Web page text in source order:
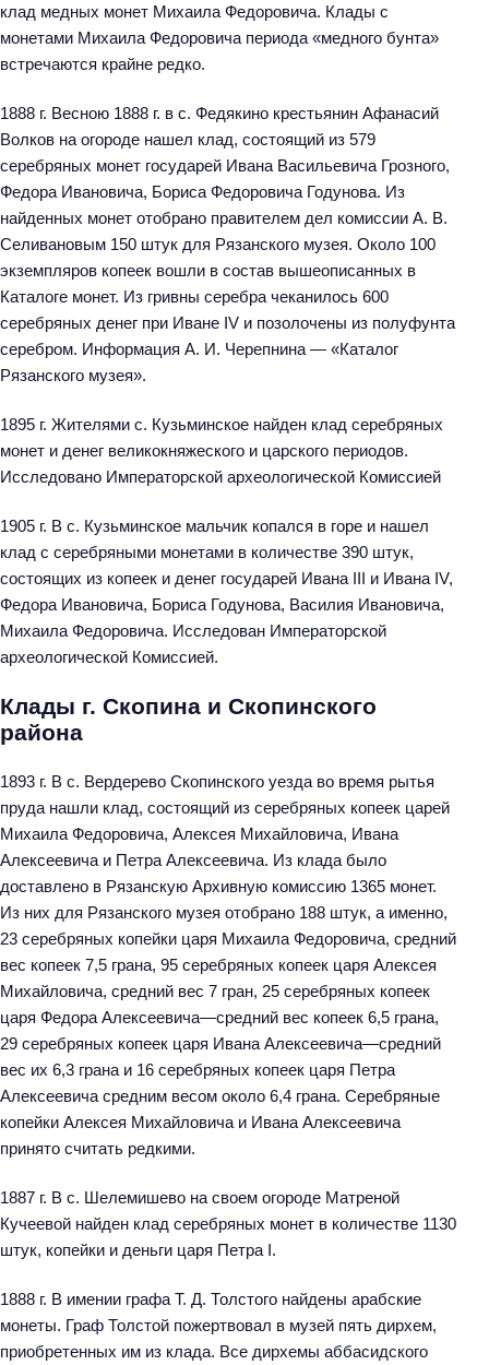
клад медных монет Михаила Федоровича. Клады с
монетами Михаила Федоровича периода «медного бунта»
встречаются крайне редко.
1888 г. Весною 1888 г. в с. Федякино крестьянин Афанасий
Волков на огороде нашел клад, состоящий из 579
серебряных монет государей Ивана Васильевича Грозного,
Федора Ивановича, Бориса Федоровича Годунова. Из
найденных монет отобрано правителем дел комиссии А. В.
Селивановым 150 штук для Рязанского музея. Около 100
экземпляров копеек вошли в состав вышеописанных в
Каталоге монет. Из гривны серебра чеканилось 600
серебряных денег при Иване IV и позолочены из полуфунта
серебром. Информация А. И. Черепнина — «Каталог
Рязанского музея».
1895 г. Жителями с. Кузьминское найден клад серебряных
монет и денег великокняжеского и царского периодов.
Исследовано Императорской археологической Комиссией
1905 г. В с. Кузьминское мальчик копался в горе и нашел
клад с серебряными монетами в количестве 390 штук,
состоящих из копеек и денег государей Ивана III и Ивана IV,
Федора Ивановича, Бориса Годунова, Василия Ивановича,
Михаила Федоровича. Исследован Императорской
археологической Комиссией.
Клады г. Скопина и Скопинского
района
1893 г. В с. Вердерево Скопинского уезда во время рытья
пруда нашли клад, состоящий из серебряных копеек царей
Михаила Федоровича, Алексея Михайловича, Ивана
Алексеевича и Петра Алексеевича. Из клада было
доставлено в Рязанскую Архивную комиссию 1365 монет.
Из них для Рязанского музея отобрано 188 штук, а именно,
23 серебряных копейки царя Михаила Федоровича, средний
вес копеек 7,5 грана, 95 серебряных копеек царя Алексея
Михайловича, средний вес 7 гран, 25 серебряных копеек
царя Федора Алексеевича—средний вес копеек 6,5 грана,
29 серебряных копеек царя Ивана Алексеевича—средний
вес их 6,3 грана и 16 серебряных копеек царя Петра
Алексеевича средним весом около 6,4 грана. Серебряные
копейки Алексея Михайловича и Ивана Алексеевича
принято считать редкими.
1887 г. В с. Шелемишево на своем огороде Матреной
Кучеевой найден клад серебряных монет в количестве 1130
штук, копейки и деньги царя Петра I.
1888 г. В имении графа Т. Д. Толстого найдены арабские
монеты. Граф Толстой пожертвовал в музей пять дирхем,
приобретенных им из клада. Все дирхемы аббасидского